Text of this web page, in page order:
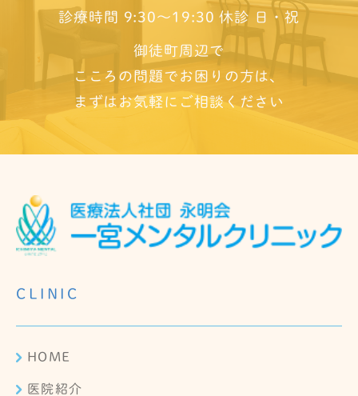
診療時間 9:30～19:30 休診 日・祝
御徒町周辺で
こころの問題でお困りの方は、
まずはお気軽にご相談ください
CLINIC
HOME
医院紹介